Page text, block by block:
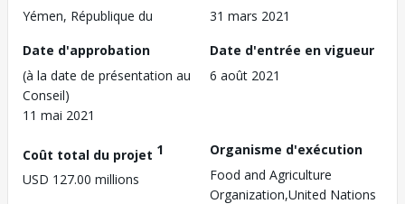
Yémen, République du
31 mars 2021
Date d'approbation
(à la date de présentation au
Conseil)
11 mai 2021
Date d'entrée en vigueur
6 août 2021
Coût total du projet 1
USD 127.00 millions
Organisme d'exécution
Food and Agriculture
Organization,United Nations